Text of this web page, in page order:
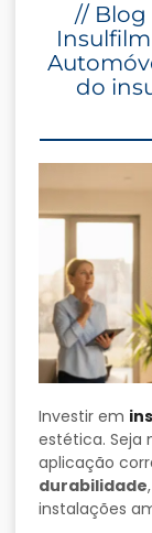
// Blog
do
Investir em
estética. Seja
aplicação
durabilidade
instalações